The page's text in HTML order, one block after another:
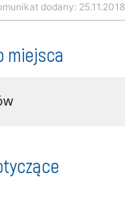
dodany: 25.11.2018
miejsca